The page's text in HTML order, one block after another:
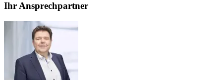
Ihr Ansprechpartner